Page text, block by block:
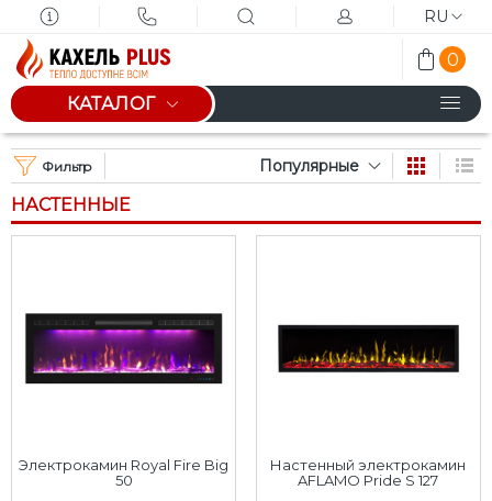
RU
0
КАТАЛОГ
Фильтр Популярные
НАСТЕННЫЕ
Электрокамин Royal Fire Big
50
Настенный электрокамин
AFLAMO Pride S 127